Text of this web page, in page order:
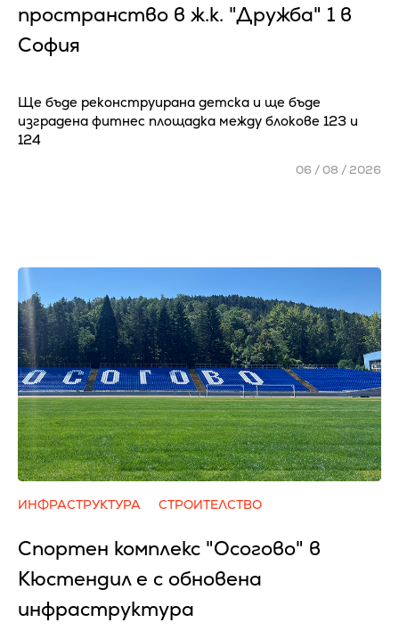
пространство в ж.к. "Дружба" 1 в
София
Ще бъде реконструирана детска и ще бъде
изградена фитнес площадка между блокове 123 и
124
06 / 08 / 2026
ИНФРАСТРУКТУРА СТРОИТЕЛСТВО
Спортен комплекс "Осогово" в
Кюстендил е с обновена
инфраструктура